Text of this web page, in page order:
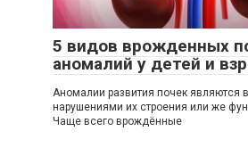
5 видов врожденных
аномалий у детей и
Аномалии развития почек являются
нарушениями их строения или же
Чаще всего врождённые